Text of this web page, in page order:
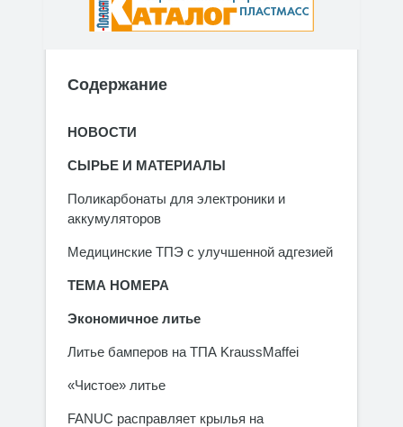
Содержание
НОВОСТИ
СЫРЬЕ И МАТЕРИАЛЫ
Поликарбонаты для электроники и
аккумуляторов
Медицинские ТПЭ с улучшенной адгезией
ТЕМА НОМЕРА
Экономичное литье
Литье бамперов на ТПА KraussMaffei
«Чистое» литье
FANUC расправляет крылья на